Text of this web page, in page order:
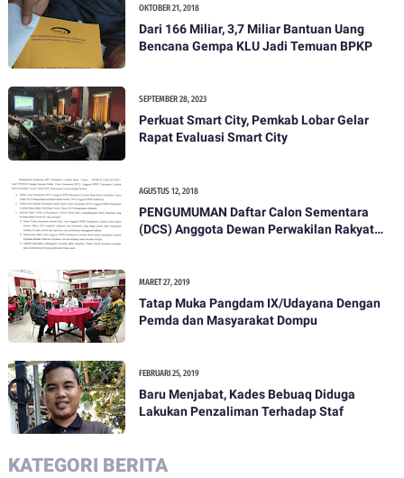
OKTOBER 21, 2018
Dari 166 Miliar, 3,7 Miliar Bantuan Uang
Bencana Gempa KLU Jadi Temuan BPKP
SEPTEMBER 28, 2023
Perkuat Smart City, Pemkab Lobar Gelar
Rapat Evaluasi Smart City
AGUSTUS 12, 2018
PENGUMUMAN Daftar Calon Sementara
(DCS) Anggota Dewan Perwakilan Rakyat
MARET 27, 2019
Tatap Muka Pangdam IX/Udayana Dengan
Pemda dan Masyarakat Dompu
FEBRUARI 25, 2019
Baru Menjabat, Kades Bebuaq Diduga
Lakukan Penzaliman Terhadap Staf
KATEGORI BERITA